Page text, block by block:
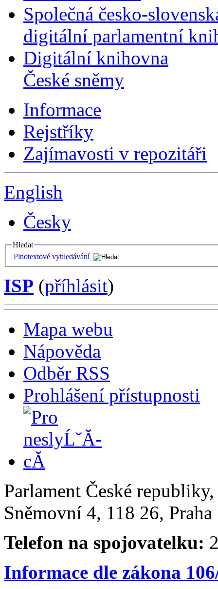
Společná česko-
digitální parlamentní
Digitální knihovna
České sněmy
Informace
Rejstříky
Zajímavosti v repozitáři
English
Česky
Hledat
Plnotextové vyhledávání
ISP (příhlásit)
Mapa webu
Nápověda
Odběr RSS
Prohlášení přístupnosti
Parlament České
Sněmovní 4, 118 26,
Telefon na spojovatelku:
Informace dle zákona